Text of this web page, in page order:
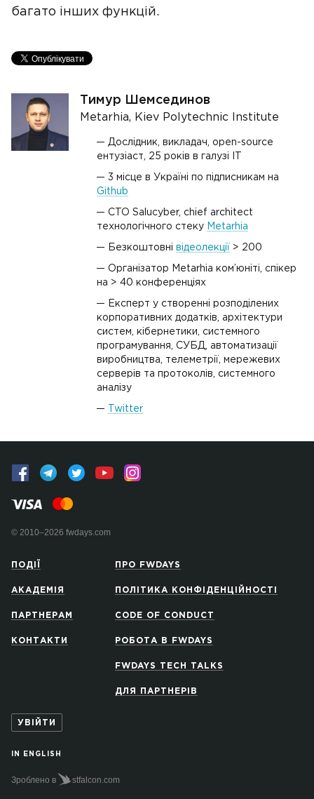
багато інших функцій.
Тимур Шемсединов
Metarhia, Kiev Polytechnic Institute
Дослідник, викладач, open-source
ентузіаст, 25 років в галузі ІТ
3 місце в Україні по підписникам на
Github
CTO Salucyber, chief architect
технологічного стеку Metarhia
Безкоштовні відеолекції > 200
Організатор Metarhia ком’юніті, спікер
на > 40 конференціях
Експерт у створенні розподілених
корпоративних додатків, архітектури
систем, кібернетики, системного
програмування, СУБД, автоматизації
виробництва, телеметрії, мережевих
серверів та протоколів, системного
аналізу
Twitter
© 2010–2026 fwdays.com
ПОДІЇ
АКАДЕМІЯ
ПАРТНЕРАМ
КОНТАКТИ
ПРО FWDAYS
ПОЛІТИКА КОНФІДЕНЦІЙНОСТІ
CODE OF CONDUCT
РОБОТА В FWDAYS
FWDAYS TECH TALKS
ДЛЯ ПАРТНЕРІВ
УВІЙТИ
IN ENGLISH
Зроблено в stfalcon.com